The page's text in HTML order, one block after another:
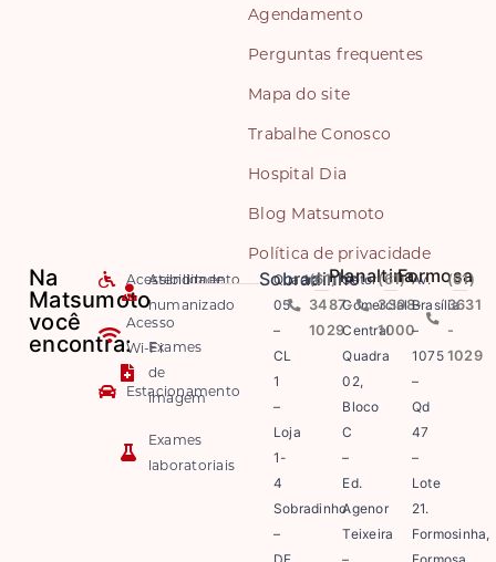
Agendamento
Perguntas frequentes
Mapa do site
Trabalhe Conosco
Hospital Dia
Blog Matsumoto
Política de privacidade
Na
Matsumoto
você
encontra:
Acessibilidade
Acesso
Wi-Fi
Estacionamento
Atendimento
humanizado
Exames
de
imagem
Exames
laboratoriais
Sobradinho
Quadra
05
–
CL
1
–
Loja
1-
4
Sobradinho
–
(61)
3487-
1029
Planaltina
Setor
Comercial
Central
Quadra
02,
Bloco
C
–
Ed.
Agenor
Teixeira
(61)
3308-
1000
Formosa
Av.
Brasília
–
1075
–
Qd
47
–
Lote
21.
Formosinha,
(61)
3631
-
1029